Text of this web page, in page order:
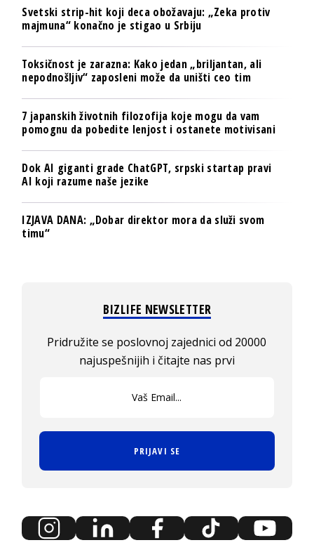
Svetski strip-hit koji deca obožavaju: „Zeka protiv
majmuna“ konačno je stigao u Srbiju
Toksičnost je zarazna: Kako jedan „briljantan, ali
nepodnošljiv“ zaposleni može da uništi ceo tim
7 japanskih životnih filozofija koje mogu da vam
pomognu da pobedite lenjost i ostanete motivisani
Dok AI giganti grade ChatGPT, srpski startap pravi
AI koji razume naše jezike
IZJAVA DANA: „Dobar direktor mora da služi svom
timu“
BIZLIFE NEWSLETTER
Pridružite se poslovnoj zajednici od 20000
najuspešnijih i čitajte nas prvi
PRIJAVI SE